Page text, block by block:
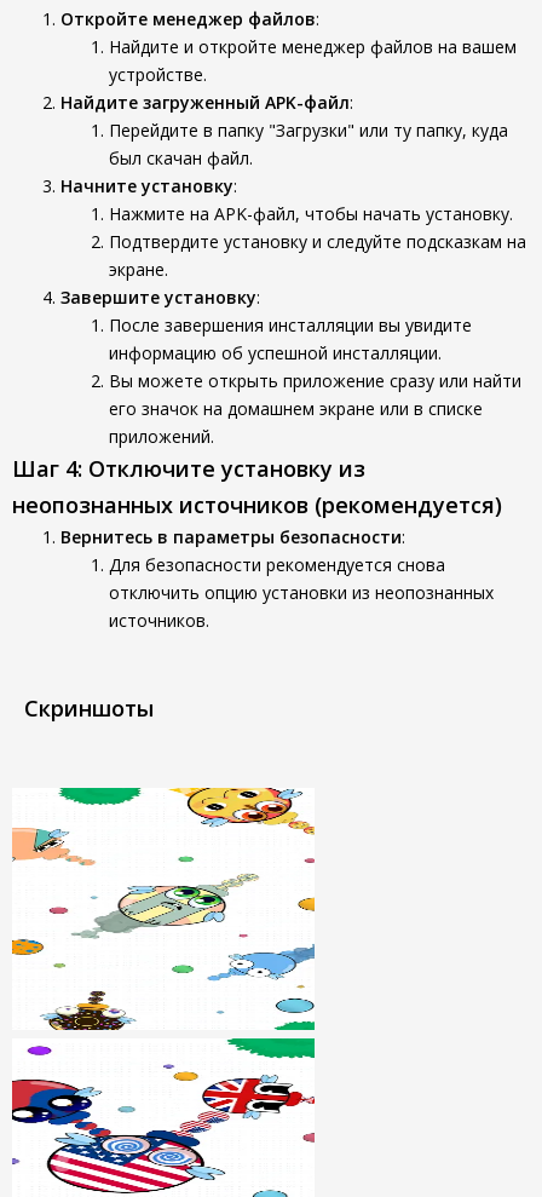
Откройте менеджер файлов:
Найдите и откройте менеджер файлов на вашем
устройстве.
Найдите загруженный APK-файл:
Перейдите в папку "Загрузки" или ту папку, куда
был скачан файл.
Начните установку:
Нажмите на APK-файл, чтобы начать установку.
Подтвердите установку и следуйте подсказкам на
экране.
Завершите установку:
После завершения инсталляции вы увидите
информацию об успешной инсталляции.
Вы можете открыть приложение сразу или найти
его значок на домашнем экране или в списке
приложений.
Шаг 4: Отключите установку из
неопознанных источников (рекомендуется)
Вернитесь в параметры безопасности:
Для безопасности рекомендуется снова
отключить опцию установки из неопознанных
источников.
Скриншоты